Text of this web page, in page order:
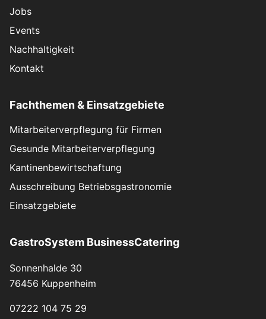
Jobs
Events
Nachhaltigkeit
Kontakt
Fachthemen & Einsatzgebiete
Mitarbeiterverpflegung für Firmen
Gesunde Mitarbeiterverpflegung
Kantinenbewirtschaftung
Ausschreibung Betriebsgastronomie
Einsatzgebiete
GastroSystem BusinessCatering
Sonnenhalde 30
76456 Kuppenheim
07222 104 75 29